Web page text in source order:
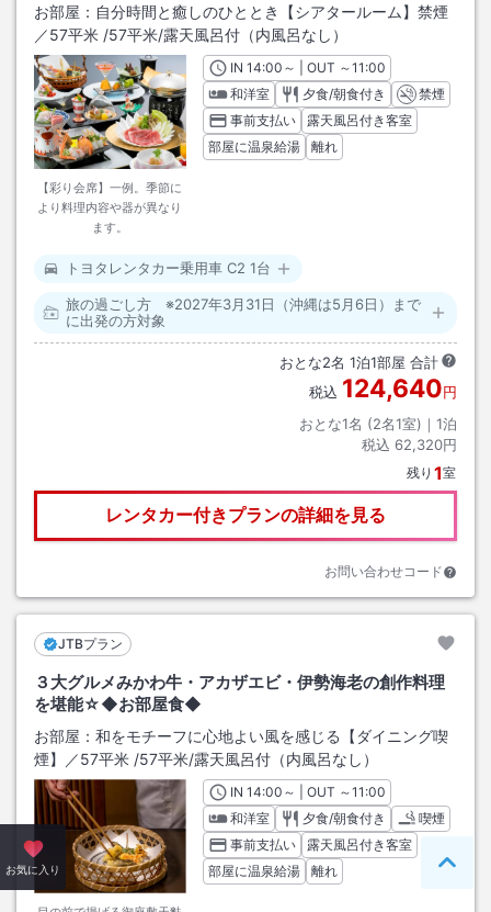
お部屋： 自分時間と癒しのひととき【シアタールーム】禁煙
／57平米 /57平米/露天風呂付（内風呂なし）
【彩り会席】一例。季節に
より料理内容や器が異なり
ます。
INチェックイン
14:00 ～ | OUT チェックアウト
～11:00
和洋室
夕食/朝食付き
禁煙
事前支払い
露天風呂付き客室
部屋に温泉給湯
離れ
トヨタレンタカー乗用車 C2 1台
旅の過ごし方 ※2027年3月31日（沖縄は5月6日）まで
に出発の方対象
おとな2名 1泊1部屋 合計
税込 124,640円
おとな1名 (2名1室)｜ 1泊
税込 62,320円
残り 1室
レンタカー付きプランの詳細を見る
お問い合わせコード
JTBプラン
３大グルメみかわ牛・アカザエビ・伊勢海老の創作料理
を堪能☆◆お部屋食◆
お部屋： 和をモチーフに心地よい風を感じる【ダイニング喫
煙】／57平米 /57平米/露天風呂付（内風呂なし）
INチェックイン
14:00 ～ | OUT チェックアウト
～11:00
和洋室
夕食/朝食付き
喫煙
事前支払い
露天風呂付き客室
部屋に温泉給湯
離れ
お気に入り ペー